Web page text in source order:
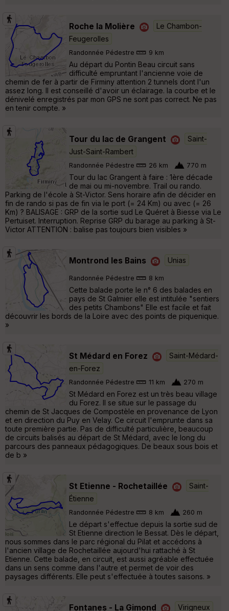
Roche la Molière
Le Chambon-
Feugerolles
Randonnée Pédestre 9 km
Au départ du Pontin Beau circuit sans
difficulté empruntant l'ancienne voie de
chemin de fer à partir de Firminy attention 2 tunnels dont l'un
assez long. Il est conseillé d'avoir un éclairage. la courbe et le
dénivelé enregistrés par mon GPS ne sont pas correct. Ne pas
en tenir compte. »
Tour du lac de Grangent
Saint-
Just-Saint-Rambert
Randonnée Pédestre 26 km 770 m
Tour du lac Grangent à faire : 1ère décade
de mai ou mi-novembre. Trail ou rando.
Parking de l'école à St-Victor. Sens horaire afin de décider en
fin de rando si pas de fin via le port (= 24 Km) ou avec (= 26
Km) ? BALISAGE : GRP de la sortie sud Le Quéret à Biesse via Le
Pertuiset. Interruption. Reprise GRP du barage au parking à St-
Victor ATTENTION : balise pas toujours bien visibles »
Montrond les Bains Unias
Randonnée Pédestre 8 km
Cette balade porte le n° 6 des balades en
pays de St Galmier elle est intitulée "sentiers
des petits Chambons" Elle est facile et fait
découvrir les bords de la Loire avec des points de piquenique.
»
St Médard en Forez
Saint-Médard-
en-Forez
Randonnée Pédestre 11 km 270 m
St Médard en Forez est un très beau village
du Forez. Il se situe sur le passage du
chemin de St Jacques de Compostèle en provenance de Lyon
et en direction du Puy en Velay. Ce circuit l'emprunte dans sa
toute première partie. Pas de difficulté particulière, beaucoup
de circuits balisés au départ de St Médard, avec le long du
parcours des panneaux pédagogiques. De beaux sous bois et
de b »
St Etienne - Rochetaillée
Saint-
Étienne
Randonnée Pédestre 8 km 260 m
Le départ s'effectue depuis la sortie sud de
St Etienne direction le Bessat. Dès le départ,
nous sommes dans le parc régional du Pilat et accédons à
l'ancien village de Rochetaillée aujourd'hui rattaché à St
Etienne. Cette balade, en circuit, est aussi agréable effectuée
dans un sens comme dans l'autre et permet de voir des
paysages différents. Elle peut s'effectuée à toutes saisons. »
Fontanes - La Gimond Virigneux